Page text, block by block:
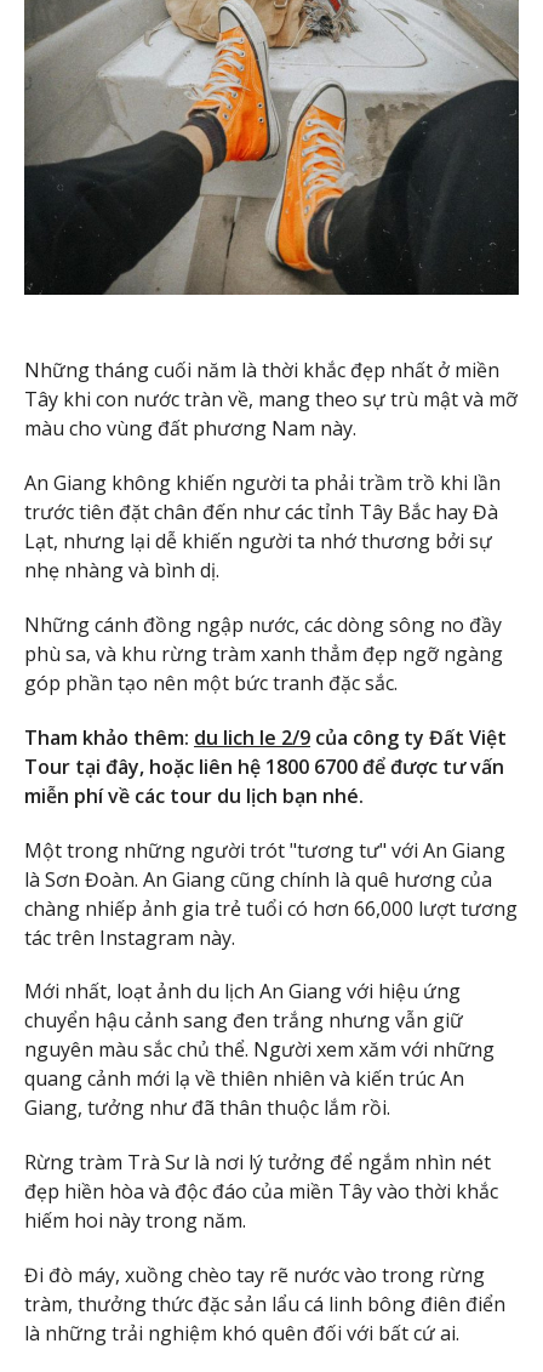
Những tháng cuối năm là thời khắc đẹp nhất ở miền
Tây khi con nước tràn về, mang theo sự trù mật và mỡ
màu cho vùng đất phương Nam này.
An Giang không khiến người ta phải trầm trồ khi lần
trước tiên đặt chân đến như các tỉnh Tây Bắc hay Đà
Lạt, nhưng lại dễ khiến người ta nhớ thương bởi sự
nhẹ nhàng và bình dị.
Những cánh đồng ngập nước, các dòng sông no đầy
phù sa, và khu rừng tràm xanh thẳm đẹp ngỡ ngàng
góp phần tạo nên một bức tranh đặc sắc.
Tham khảo thêm: du lich le 2/9 của công ty Đất Việt
Tour tại đây, hoặc liên hệ 1800 6700 để được tư vấn
miễn phí về các tour du lịch bạn nhé.
Một trong những người trót "tương tư" với An Giang
là Sơn Đoàn. An Giang cũng chính là quê hương của
chàng nhiếp ảnh gia trẻ tuổi có hơn 66,000 lượt tương
tác trên Instagram này.
Mới nhất, loạt ảnh du lịch An Giang với hiệu ứng
chuyển hậu cảnh sang đen trắng nhưng vẫn giữ
nguyên màu sắc chủ thể. Người xem xăm với những
quang cảnh mới lạ về thiên nhiên và kiến trúc An
Giang, tưởng như đã thân thuộc lắm rồi.
Rừng tràm Trà Sư là nơi lý tưởng để ngắm nhìn nét
đẹp hiền hòa và độc đáo của miền Tây vào thời khắc
hiếm hoi này trong năm.
Đi đò máy, xuồng chèo tay rẽ nước vào trong rừng
tràm, thưởng thức đặc sản lẩu cá linh bông điên điển
là những trải nghiệm khó quên đối với bất cứ ai.